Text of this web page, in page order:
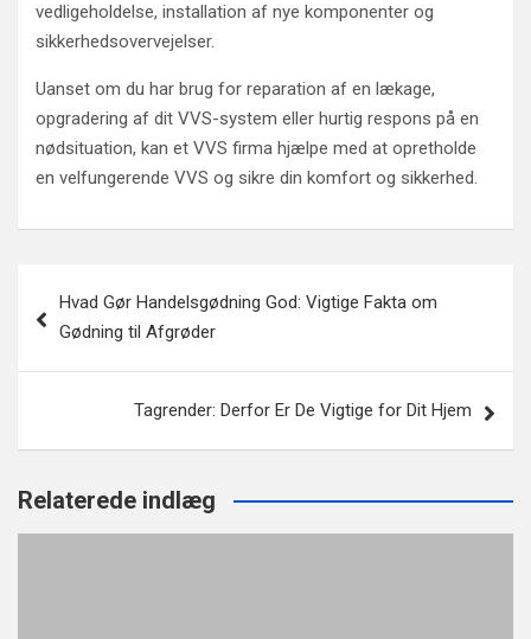
vedligeholdelse, installation af nye komponenter og
sikkerhedsovervejelser.
Uanset om du har brug for reparation af en lækage,
opgradering af dit VVS-system eller hurtig respons på en
nødsituation, kan et VVS firma hjælpe med at opretholde
en velfungerende VVS og sikre din komfort og sikkerhed.
Hvad Gør Handelsgødning God: Vigtige Fakta om
Gødning til Afgrøder
Tagrender: Derfor Er De Vigtige for Dit Hjem
Relaterede indlæg